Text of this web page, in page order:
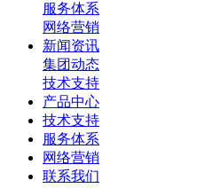
服务体系
网络营销
新闻资讯
集团动态
技术支持
产品中心
技术支持
服务体系
网络营销
联系我们